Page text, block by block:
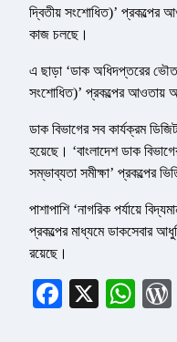
দ্বিতীয় সংশোধিত)’ প্রকল্পের
কাজ চলছে।
এ ছাড়া ‘ডাক অধিদপ্তরের
সংশোধিত)’ প্রকল্পের আওতায়
ডাক বিভাগের সব কার্যক্রম
হয়েছে। ‘বাংলাদেশ ডাক
সম্ভাব্যতা সমীক্ষা’ প্রকল্পের
পাশাপাশি ‘নাগরিক পর্যায়ে
প্রকল্পের মাধ্যমে ডাকসেবার
রয়েছে।
Facebook
X